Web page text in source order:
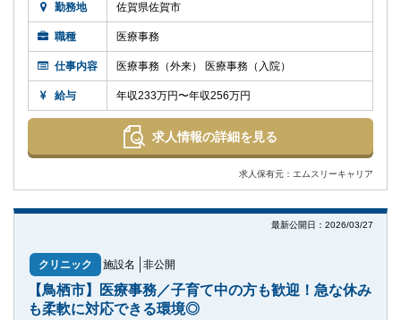
勤務地 佐賀県佐賀市
職種 医療事務
仕事内容 医療事務（外来） 医療事務（入院）
給与 年収233万円〜年収256万円
求人情報の詳細を見る
求人保有元：エムスリーキャリア
最新公開日：2026/03/27
クリニック 施設名 非公開
【鳥栖市】医療事務／子育て中の方も歓迎！急な休み
も柔軟に対応できる環境◎